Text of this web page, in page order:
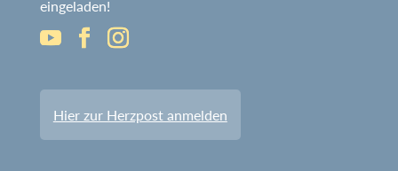
eingeladen!
Hier zur Herzpost anmelden